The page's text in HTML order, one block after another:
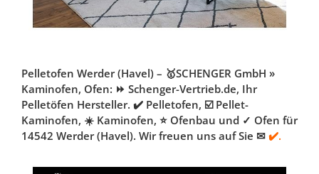
Pelletofen Werder (Havel) – 🥇SCHENGER GmbH »
Kaminofen, Ofen: ⏩ Schenger-Vertrieb.de, Ihr
Pelletöfen Hersteller. ✔️ Pelletofen, ☑️ Pellet-
Kaminofen, ☀️ Kaminofen, ⭐ Ofenbau und ✓ Ofen für
14542 Werder (Havel). Wir freuen uns auf Sie ✉ ✔️.